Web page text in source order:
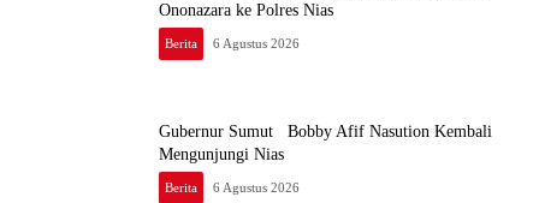
Ononazara ke Polres Nias
Berita 6 Agustus 2026
Gubernur Sumut Bobby Afif Nasution Kembali
Mengunjungi Nias
Berita 6 Agustus 2026